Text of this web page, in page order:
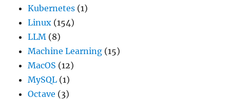
Kubernetes (1)
Linux (154)
LLM (8)
Machine Learning (15)
MacOS (12)
MySQL (1)
Octave (3)